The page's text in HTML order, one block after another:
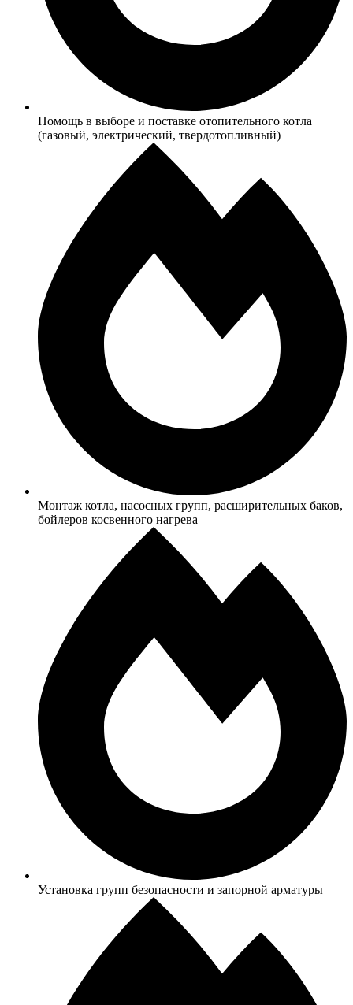
Помощь в выборе и поставке отопительного котла
(газовый, электрический, твердотопливный)
Монтаж котла, насосных групп, расширительных баков,
бойлеров косвенного нагрева
Установка групп безопасности и запорной арматуры